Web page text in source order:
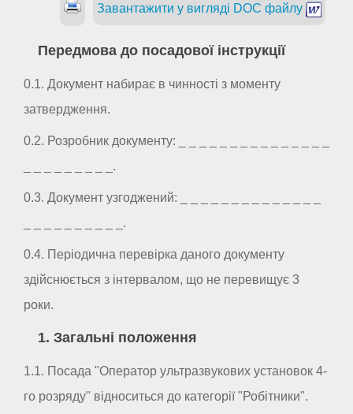
Завантажити у вигляді DOC файлу
Передмова до посадової інструкції
0.1. Документ набирає в чинності з моменту
затвердження.
0.2. Розробник документу: _ _ _ _ _ _ _ _ _ _ _ _ _ _ _
_ _ _ _ _ _ _ _ _.
0.3. Документ узгоджений: _ _ _ _ _ _ _ _ _ _ _ _ _ _
_ _ _ _ _ _ _ _ _ _.
0.4. Періодична перевірка даного документу
здійснюється з інтервалом, що не перевищує 3
роки.
1. Загальні положення
1.1. Посада "Оператор ультразвукових установок 4-
го розряду" відноситься до категорії "Робітники".